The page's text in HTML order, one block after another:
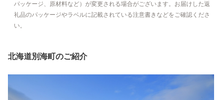
パッケージ、原材料など）が変更される場合がございます。お届けした返
礼品のパッケージやラベルに記載されている注意書きなどをご確認くださ
い。
北海道別海町のご紹介